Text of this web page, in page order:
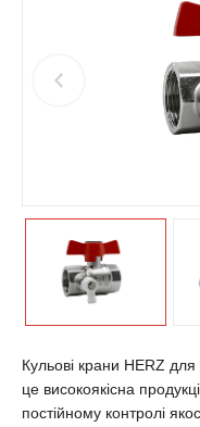
Кульові крани HERZ
це високоякісна
постійному контролі